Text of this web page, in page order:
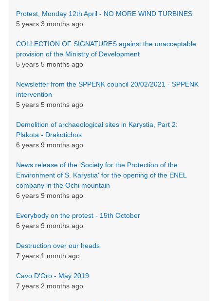
Protest, Monday 12th April - NO MORE WIND TURBINES
5 years 3 months ago
COLLECTION OF SIGNATURES against the unacceptable
provision of the Ministry of Development
5 years 5 months ago
Newsletter from the SPPENK council 20/02/2021 - SPPENK
intervention
5 years 5 months ago
Demolition of archaeological sites in Karystia, Part 2:
Plakota - Drakotichos
6 years 9 months ago
News release of the 'Society for the Protection of the
Environment of S. Karystia' for the opening of the ENEL
company in the Ochi mountain
6 years 9 months ago
Everybody on the protest - 15th October
6 years 9 months ago
Destruction over our heads
7 years 1 month ago
Cavo D'Oro - May 2019
7 years 2 months ago